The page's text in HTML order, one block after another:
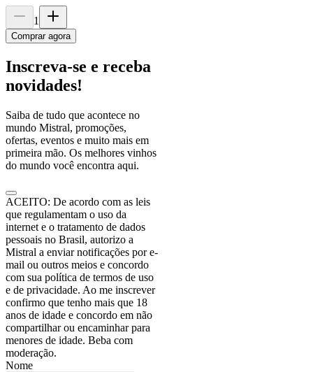
1
Comprar agora
Inscreva-se e receba
novidades!
Saiba de tudo que acontece no
mundo Mistral, promoções,
ofertas, eventos e muito mais em
primeira mão. Os melhores vinhos
do mundo você encontra aqui.
ACEITO: De acordo com as leis
que regulamentam o uso da
internet e o tratamento de dados
pessoais no Brasil, autorizo a
Mistral a enviar notificações por e-
mail ou outros meios e concordo
com sua política de termos de uso
e de privacidade. Ao me inscrever
confirmo que tenho mais que 18
anos de idade e concordo em não
compartilhar ou encaminhar para
menores de idade. Beba com
moderação.
Nome